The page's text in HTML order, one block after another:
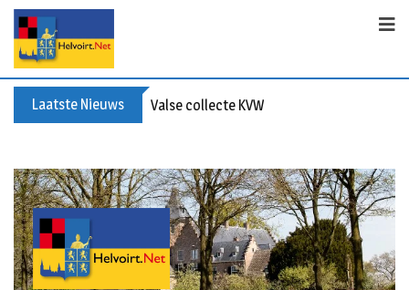
Laatste Nieuws Valse collecte KVW